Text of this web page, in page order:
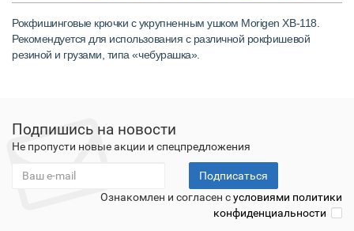
Рокфишинговые крючки с укрупненным ушком Morigen XB-118.
Рекомендуется для использования с различной рокфишевой
резиной и грузами, типа «чебурашка».
Подпишись на новости
Не пропусти новые акции и спецпредложения
Подписаться
Ознакомлен и согласен сусловиями политики
конфиденциальности